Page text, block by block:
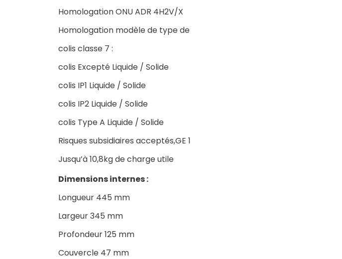
Homologation ONU ADR 4H2V/X
Homologation modèle de type de
colis classe 7 :
colis Excepté Liquide / Solide
colis IP1 Liquide / Solide
colis IP2 Liquide / Solide
colis Type A Liquide / Solide
Risques subsidiaires acceptés,GE 1
Jusqu’à 10,8kg de charge utile
Dimensions internes :
Longueur 445 mm
Largeur 345 mm
Profondeur 125 mm
Couvercle 47 mm